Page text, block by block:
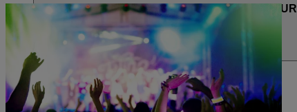
PUCCINI A FIRENZE - CHORALSPACE ON TOUR
17:00 Firenze, ItalienTeatro Verdi
Teatro Verdi
Ausverkauft